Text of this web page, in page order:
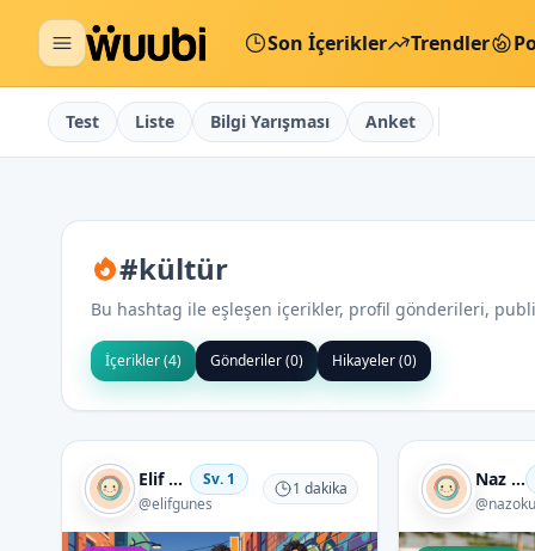
Son İçerikler Trendler
Test Liste Bilgi Yarışması Anket
#kültür
Bu hashtag ile eşleşen içerikler, profil gönderileri,
İçerikler (4) Gönderiler (0) Hikayeler (0)
Elif Güneş
Sv. 1
@elifgunes
1 dakika Naz
@